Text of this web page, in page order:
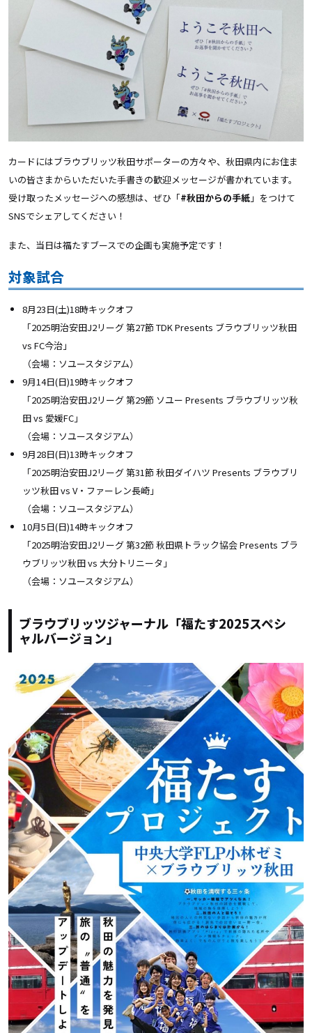
カードにはブラウブリッツ秋田サポーターの方々や、秋田県内にお住ま
いの皆さまからいただいた手書きの歓迎メッセージが書かれています。
受け取ったメッセージへの感想は、ぜひ「#秋田からの手紙 」をつけて
SNSでシェアしてください！
また、当日は福たすブースでの企画も実施予定です！
対象試合
8月23日(土)18時キックオフ
「2025明治安田J2リーグ第27節 TDK Presents ブラウブリッツ秋田
vs FC今治 」
（会場：ソユースタジアム）
9月14日(日)19時キックオフ
「2025明治安田J2リーグ第29節 ソユー Presents ブラウブリッツ秋
田 vs 愛媛FC 」
（会場：ソユースタジアム）
9月28日(日)13時キックオフ
「2025明治安田J2リーグ第31節 秋田ダイハツ Presents ブラウブリ
ッツ秋田 vs V・ファーレン長崎 」
（会場：ソユースタジアム）
10月5日(日)14時キックオフ
「2025明治安田J2リーグ第32節 秋田県トラック協会 Presents ブラ
ウブリッツ秋田 vs 大分トリニータ 」
（会場：ソユースタジアム）
ブラウブリッツジャーナル「福たす2025スペシ
ャルバージョン」